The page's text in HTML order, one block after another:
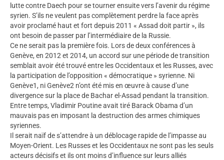
lutte contre Daech pour se tourner ensuite vers l’avenir du régime
syrien. S’ils ne veulent pas complètement perdre la face après
avoir proclamé haut et fort depuis 2011 « Assad doit partir », ils
ont besoin de passer par l’intermédiaire de la Russie.
Ce ne serait pas la première fois. Lors de deux conférences à
Genève, en 2012 et 2014, un accord sur une période de transition
semblait avoir été trouvé entre les Occidentaux et les Russes, avec
la participation de l’opposition « démocratique » syrienne. Ni
Genève1, ni Genève2 n’ont été mis en œuvre à cause d’une
divergence sur la place de Bachar el-Assad pendant la transition.
Entre temps, Vladimir Poutine avait tiré Barack Obama d’un
mauvais pas en imposant la destruction des armes chimiques
syriennes.
Il serait naïf de s’attendre à un déblocage rapide de l’impasse au
Moyen-Orient. Les Russes et les Occidentaux ne sont pas les seuls
acteurs décisifs et ils ont moins d’influence sur leurs alliés